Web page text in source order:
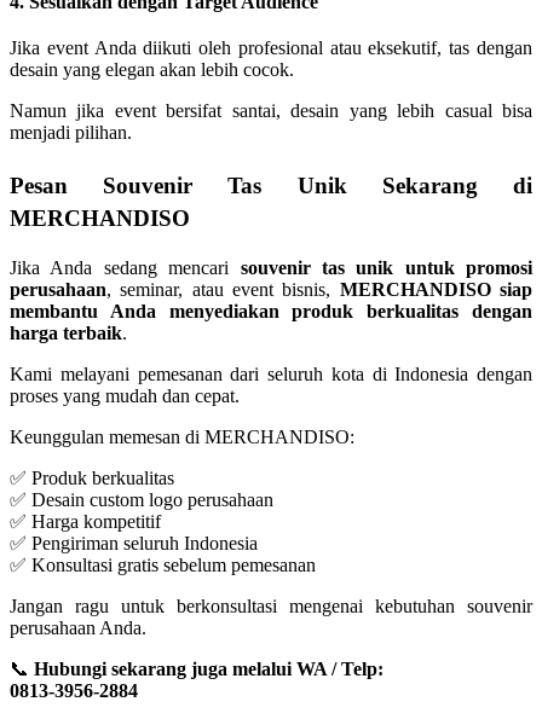
Jika event Anda diikuti oleh profesional atau eksekutif, tas dengan
desain yang elegan akan lebih cocok.
Namun jika event bersifat santai, desain yang lebih casual bisa
menjadi pilihan.
Pesan Souvenir Tas Unik Sekarang di
MERCHANDISO
Jika Anda sedang mencari souvenir tas unik untuk promosi
perusahaan, seminar, atau event bisnis, MERCHANDISO siap
membantu Anda menyediakan produk berkualitas dengan
harga terbaik.
Kami melayani pemesanan dari seluruh kota di Indonesia dengan
proses yang mudah dan cepat.
Keunggulan memesan di MERCHANDISO:
✅ Produk berkualitas
✅ Desain custom logo perusahaan
✅ Harga kompetitif
✅ Pengiriman seluruh Indonesia
✅ Konsultasi gratis sebelum pemesanan
Jangan ragu untuk berkonsultasi mengenai kebutuhan souvenir
perusahaan Anda.
📞 Hubungi sekarang juga melalui WA / Telp:
0813-3956-2884